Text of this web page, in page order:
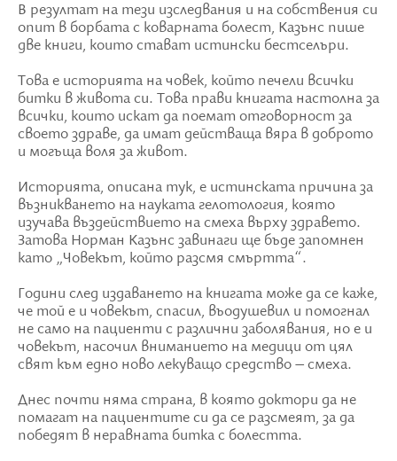
В резултат на тези изследвания и на собствения си
опит в борбата с коварната болест, Казънс пише
две книги, които стават истински бестселъри.
Това е историята на човек, който печели всички
битки в живота си. Това прави книгата настолна за
всички, които искат да поемат отговорност за
своето здраве, да имат действаща вяра в доброто
и могъща воля за живот.
Историята, описана тук, е истинската причина за
възникването на науката гелотология, която
изучава въздействието на смеха върху здравето.
Затова Норман Казънс завинаги ще бъде запомнен
като „Човекът, който разсмя смъртта“.
Години след издаването на книгата може да се каже,
че той е и човекът, спасил, въодушевил и помогнал
не само на пациенти с различни заболявания, но е и
човекът, насочил вниманието на медици от цял
свят към едно ново лекуващо средство – смеха.
Днес почти няма страна, в която доктори да не
помагат на пациентите си да се разсмеят, за да
победят в неравната битка с болестта.